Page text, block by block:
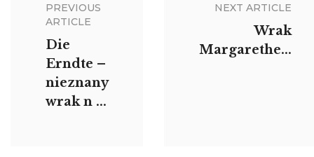
PREVIOUS
ARTICLE
Die
Erndte –
nieznany
wrak n ...
NEXT ARTICLE
Wrak
Margarethe...